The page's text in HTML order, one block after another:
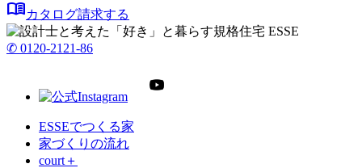
menu_bookカタログ請求する
✆ 0120-2121-86
ESSEでつくる家
家づくりの流れ
court＋